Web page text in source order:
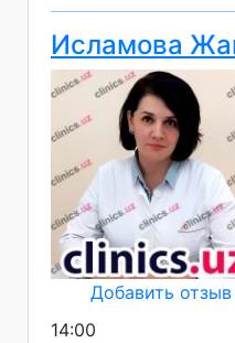
Исламова
Добавить отзыв
14:00